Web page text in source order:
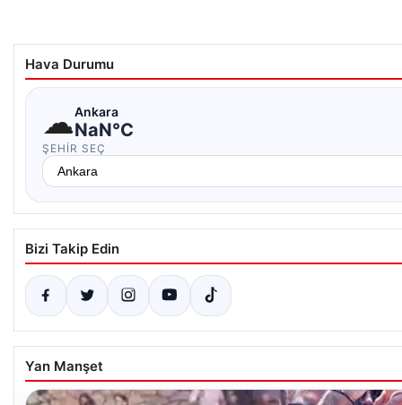
Hava Durumu
☁Ankara
NaN°C
ŞEHIR SEÇ
Bizi Takip Edin
Yan Manşet